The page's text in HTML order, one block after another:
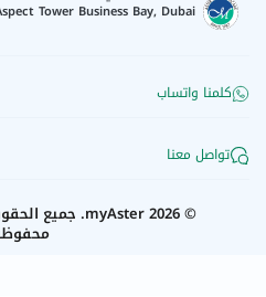
Tower Business Bay, Dubai
كلمنا واتساب
تواصل معنا
©
2026
myAster. جميع